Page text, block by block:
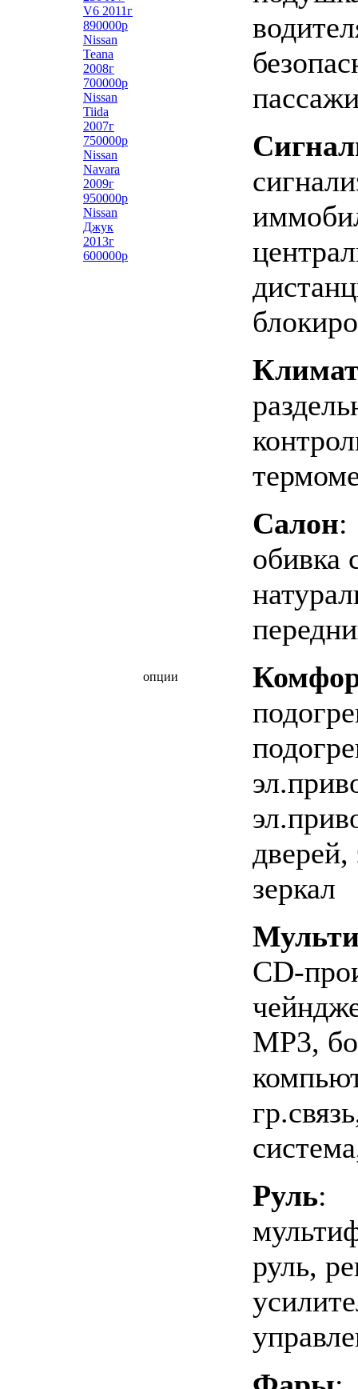
V6 2011г
890000р
Nissan
Teana
2008г
700000р
Nissan
Tiida
2007г
750000р
Nissan
Navara
2009г
950000р
Nissan
Джук
2013г
600000р
опции
Салон:
обивка
дверей,
зеркал
CD-
MP3,
Руль:
руль,